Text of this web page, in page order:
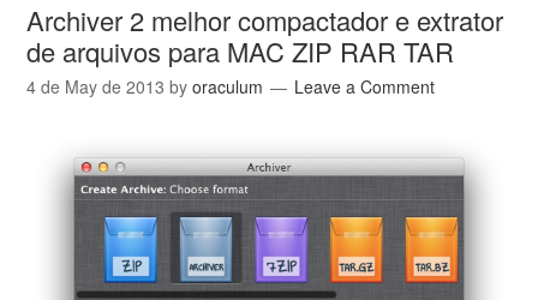
Archiver 2 melhor compactador e extrator
de arquivos para MAC ZIP RAR TAR
4 de May de 2013 byoraculum Leave a Comment